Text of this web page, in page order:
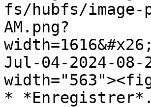
fs/hubfs/image-
AM.png?
Jul-04-2024-08-
* *Enregistrer*.